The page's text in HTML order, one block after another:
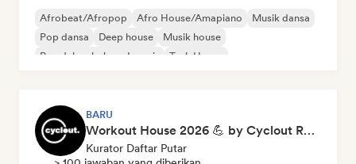
Afrobeat/Afropop Afro House/Amapiano
Musik dansa
Pop dansa
Deep house
Musik house
Rap dalam bahasa Inggris
Tech House
BARU
Workout House 2026 💪 by Cyclout Records
Kurator Daftar Putar